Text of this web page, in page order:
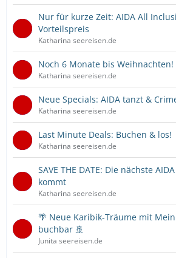
Nur für kurze Zeit: AIDA All
Vorteilspreis
Katharina seereisen.de
Noch 6 Monate bis Weihnachten!
Katharina seereisen.de
Neue Specials: AIDA tanzt &
Katharina seereisen.de
Last Minute Deals: Buchen & los!
Katharina seereisen.de
SAVE THE DATE: Die nächste
kommt
Katharina seereisen.de
🌴 Neue Karibik-Träume mit
buchbar 🚢
Junita seereisen.de